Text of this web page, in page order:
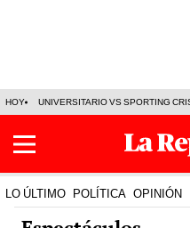
HOY UNIVERSITARIO VS SPORTING
LO ÚLTIMO POLÍTICA OPINIÓN